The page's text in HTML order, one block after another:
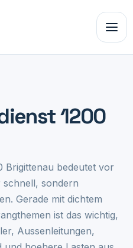
1200
Brigittenau bedeutet vor
sondern
Gerade mit dichtem
ist das wichtig,
Aussenleitungen,